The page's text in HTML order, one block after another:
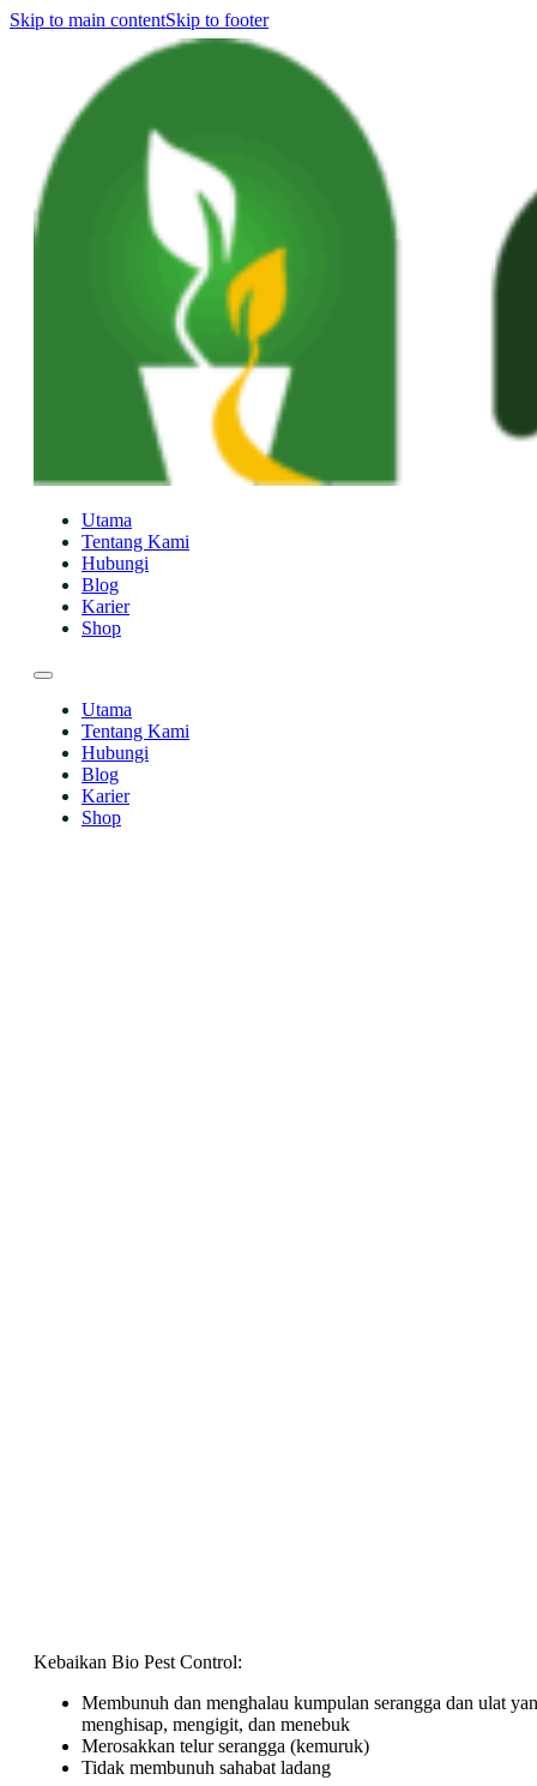
Skip to main contentSkip to footer
Utama
Tentang Kami
Hubungi
Blog
Karier
Shop
Utama
Tentang Kami
Hubungi
Blog
Karier
Shop
Kebaikan Bio Pest Control:
Membunuh dan menghalau kumpulan serangga dan ulat
menghisap, mengigit, dan menebuk
Merosakkan telur serangga (kemuruk)
Tidak membunuh sahabat ladang